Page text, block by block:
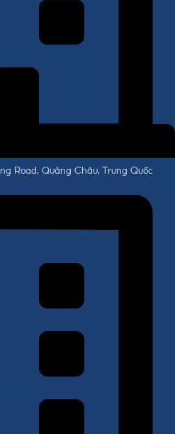
Road, Quảng Châu, Trung Quốc